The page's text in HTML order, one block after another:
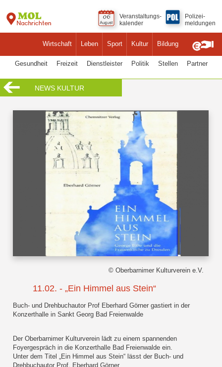
Wirtschaft Leben Sport Kultur Bildung
Veranstaltungs-
kalender
Polizei-
meldungen
Gesundheit Freizeit Dienstleister Politik Stellen Partner
NEWS KULTUR
© Oberbarnimer Kulturverein e.V.
11.02. - „Ein Himmel aus Stein“
Buch- und Drehbuchautor Prof Eberhard Görner gastiert in der
Konzerthalle in Sankt Georg Bad Freienwalde
Der Oberbarnimer Kulturverein lädt zu einem spannenden
Foyergespräch in die Konzerthalle Bad Freienwalde ein.
Unter dem Titel „Ein Himmel aus Stein“ lässt der Buch- und
Drehbuchautor Prof. Eberhard Görner